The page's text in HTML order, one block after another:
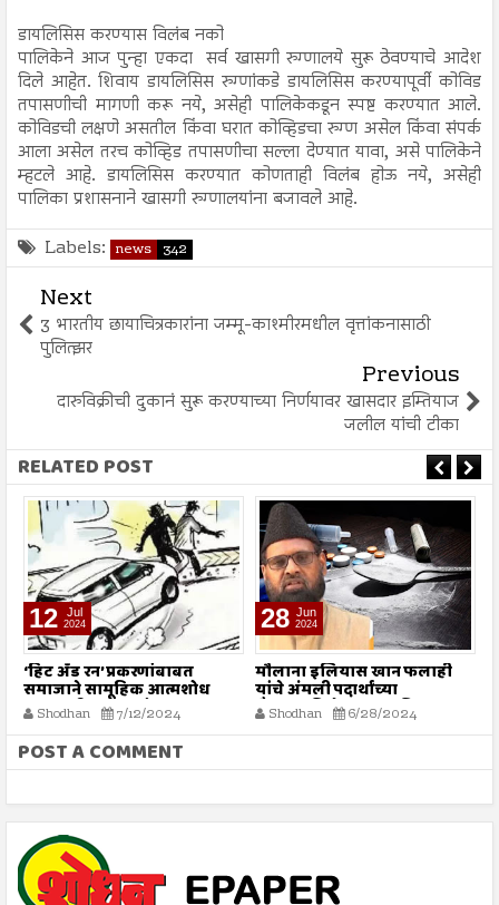
डायलिसिस करण्यास विलंब नको
पालिकेने आज पुन्हा एकदा सर्व खासगी रुग्णालये सुरू ठेवण्याचे आदेश
दिले आहेत. शिवाय डायलिसिस रुग्णांकडे डायलिसिस करण्यापूर्वी कोविड
तपासणीची मागणी करू नये, असेही पालिकेकडून स्पष्ट करण्यात आले.
कोविडची लक्षणे असतील किंवा घरात कोव्हिडचा रुग्ण असेल किंवा संपर्क
आला असेल तरच कोव्हिड तपासणीचा सल्ला देण्यात यावा, असे पालिकेने
म्हटले आहे. डायलिसिस करण्यात कोणताही विलंब होऊ नये, असेही
पालिका प्रशासनाने खासगी रुग्णालयांना बजावले आहे.
Labels: news 342
Next
3 भारतीय छायाचित्रकारांना जम्मू-काश्मीरमधील वृत्तांकनासाठी
पुलित्झर
Previous
दारुविक्रीची दुकानं सुरू करण्याच्या निर्णयावर खासदार इम्तियाज
जलील यांची टीका
RELATED POST
12 Jul
2024
‘हिट अँड रन’ प्रकरणांबाबत
समाजाने सामूहिक आत्मशोध
करण्याची गरज - मौलाना
इलियास खान फलाही
Shodhan 7/12/2024
28 Jun
2024
मौलाना इलियास खान फलाही
यांचे अंमली पदार्थांच्या
गैरवापराविरोधात सामूहिक
कारवाईचे आवाहन
Shodhan 6/28/2024
POST A COMMENT